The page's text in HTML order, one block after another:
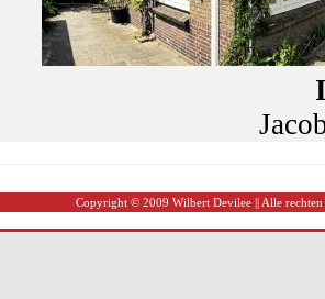
Copyright © 2009 Wilbert Devilee || Alle